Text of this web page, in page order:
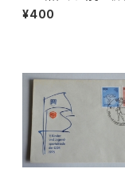
チヒメッセ
¥400